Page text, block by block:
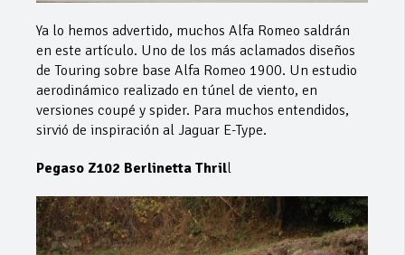
Ya lo hemos advertido, muchos Alfa Romeo saldrán
en este artículo. Uno de los más aclamados diseños
de Touring sobre base Alfa Romeo 1900. Un estudio
aerodinámico realizado en túnel de viento, en
versiones coupé y spider. Para muchos entendidos,
sirvió de inspiración al Jaguar E-Type.
Pegaso Z102 Berlinetta Thrill